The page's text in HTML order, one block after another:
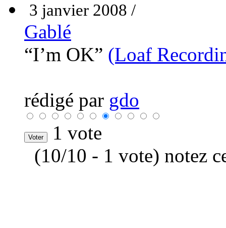
3 janvier 2008 /
Gablé
“I’m OK” (Loaf
rédigé par gdo
1 vote
(10/10 - 1 vote) notez